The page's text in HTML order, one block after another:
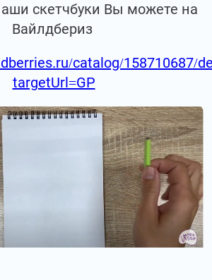
скетчбуки Вы можете на
Вайлдбериз
catalog/158710687/
targetUrl=GP